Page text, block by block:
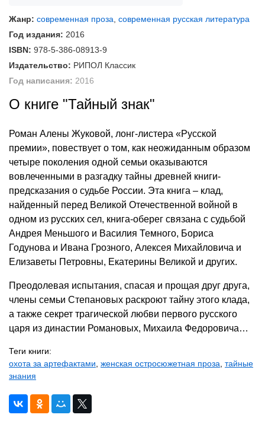
Жанр: современная проза современная русская литература
Год издания: 2016
ISBN: 978-5-386-08913-9
Издательство: РИПОЛ Классик
Год написания: 2016
О книге "Тайный знак"
Роман Алены Жуковой, лонг-листера «Русской
премии», повествует о том, как неожиданным образом
четыре поколения одной семьи оказываются
вовлеченными в разгадку тайны древней книги-
предсказания о судьбе России. Эта книга – клад,
найденный перед Великой Отечественной войной в
одном из русских сел, книга-оберег связана с судьбой
Андрея Меньшого и Василия Темного, Бориса
Годунова и Ивана Грозного, Алексея Михайловича и
Елизаветы Петровны, Екатерины Великой и других.
Преодолевая испытания, спасая и прощая друг друга,
члены семьи Степановых раскроют тайну этого клада,
а также секрет трагической любви первого русского
царя из династии Романовых, Михаила Федоровича…
Теги книги:
охота за артефактами женская остросюжетная проза тайные
знания